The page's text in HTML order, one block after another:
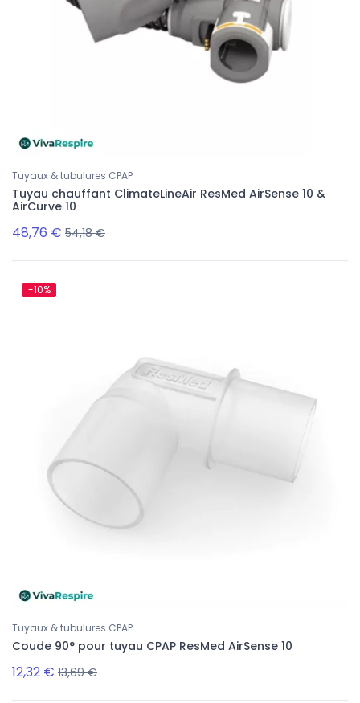
Tuyaux & tubulures CPAP
Tuyau chauffant ClimateLineAir ResMed AirSense 10 &
AirCurve 10
48,76 € 54,18 €
-10%
Tuyaux & tubulures CPAP
Coude 90° pour tuyau CPAP ResMed AirSense 10
12,32 € 13,69 €